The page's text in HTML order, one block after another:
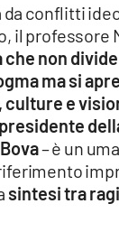
da conflitti
il professore
che non
ma si
e
presidente
– è un
sintesi tra